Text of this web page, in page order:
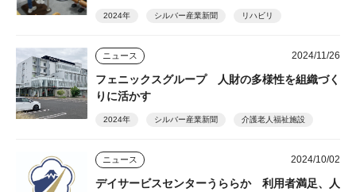
2024年 シルバー産業新聞 リハビリ
ニュース 2024/11/26
フェニックスグループ 人財の多様性を組織づく
りに活かす
2024年 シルバー産業新聞 介護老人福祉施設
ニュース 2024/10/02
デイサービスセンターうららか 利用者満足、人